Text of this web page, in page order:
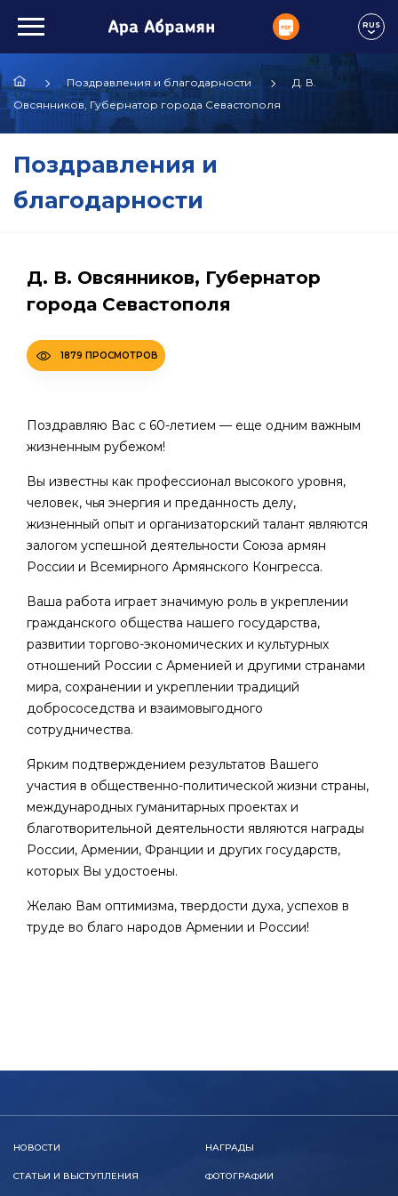
RUS
Поздравления и благодарности
Д. В.
Овсянников, Губернатор города Севастополя
Поздравления и
благодарности
Д. В. Овсянников, Губернатор
города Севастополя
1879 ПРОСМОТРОВ
Поздравляю Вас с 60-летием — еще одним важным
жизненным рубежом!
Вы известны как профессионал высокого уровня,
человек, чья энергия и преданность делу,
жизненный опыт и организаторский талант являются
залогом успешной деятельности Союза армян
России и Всемирного Армянского Конгресса.
Ваша работа играет значимую роль в укреплении
гражданского общества нашего государства,
развитии торгово-экономических и культурных
отношений России с Арменией и другими странами
мира, сохранении и укреплении традиций
добрососедства и взаимовыгодного
сотрудничества.
Ярким подтверждением результатов Вашего
участия в общественно-политической жизни страны,
международных гуманитарных проектах и
благотворительной деятельности являются награды
России, Армении, Франции и других государств,
которых Вы удостоены.
Желаю Вам оптимизма, твердости духа, успехов в
труде во благо народов Армении и России!
НОВОСТИ
СТАТЬИ И ВЫСТУПЛЕНИЯ
НАГРАДЫ
ФОТОГРАФИИ